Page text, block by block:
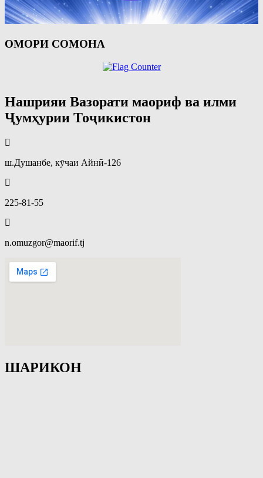
ОМОРИ СОМОНА
Нашрияи Вазорати маориф ва илми
Ҷумҳурии Тоҷикистон
ш.Душанбе, кӯчаи Айнӣ-126
225-81-55
n.omuzgor@maorif.tj
ШАРИКОН